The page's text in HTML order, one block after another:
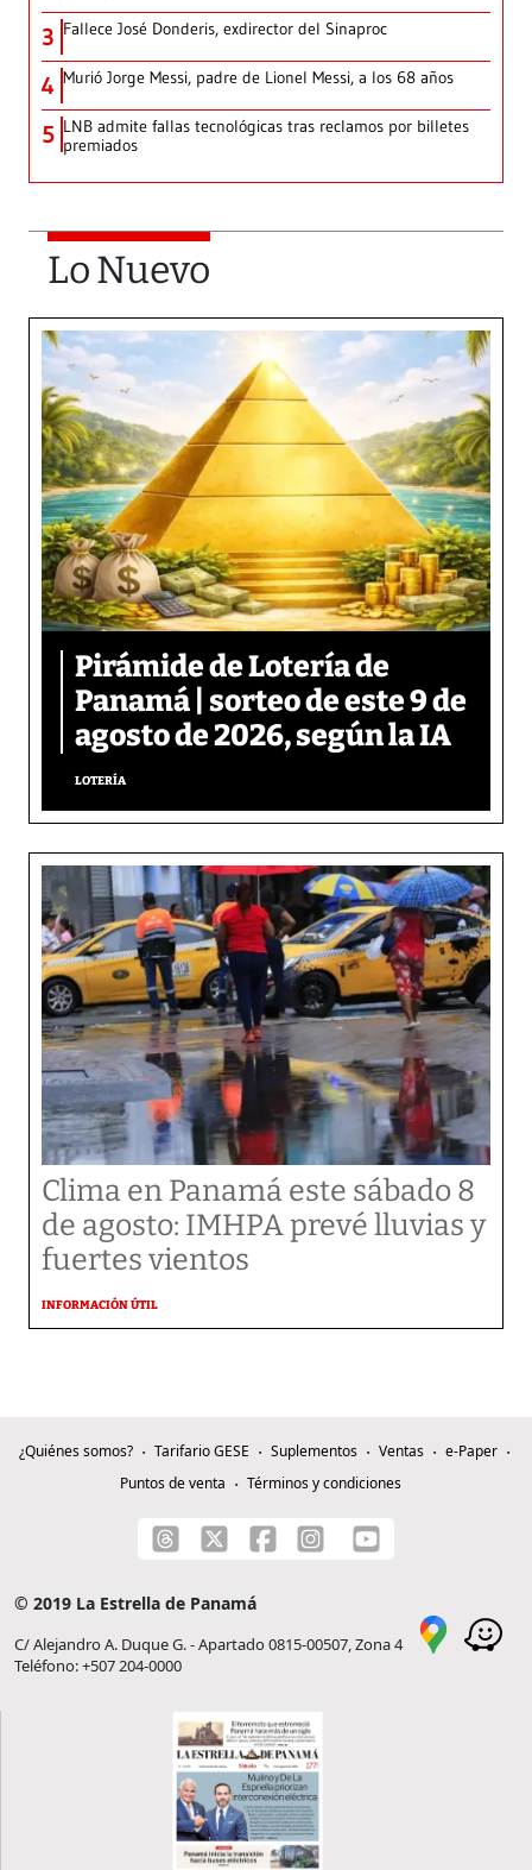
3 Fallece José Donderis, exdirector del Sinaproc
4 Murió Jorge Messi, padre de Lionel Messi, a los 68 años
5 LNB admite fallas tecnológicas tras reclamos por billetes
premiados
Lo Nuevo
Pirámide de Lotería de
Panamá | sorteo de este 9 de
agosto de 2026, según la IA
LOTERÍA
Clima en Panamá este sábado 8
de agosto: IMHPA prevé lluvias y
fuertes vientos
INFORMACIÓN ÚTIL
¿Quiénes somos? Tarifario GESE Suplementos Ventas
e-Paper
Puntos de venta
Términos y condiciones
© 2019 La Estrella de Panamá
C/ Alejandro A. Duque G. - Apartado 0815-00507, Zona 4
Teléfono: +507 204-0000